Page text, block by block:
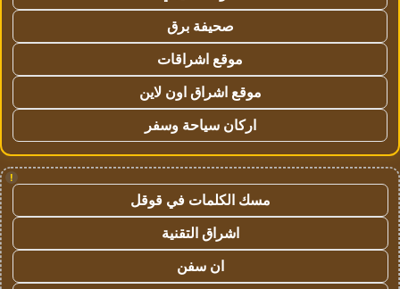
صحيفة برق
موقع اشراقات
موقع اشراق اون لاين
اركان سياحة وسفر
!
مسك الكلمات في قوقل
اشراق التقنية
ان سفن